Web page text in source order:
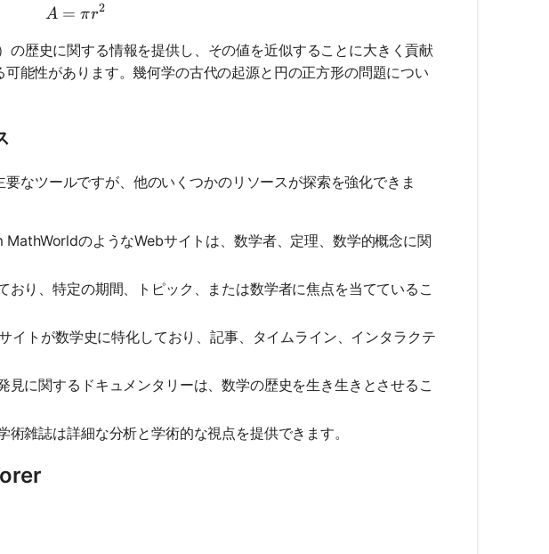
A = πr^2
A = πr2
の歴史に関する情報を提供し、その値を近似することに大きく貢献
能性があります。幾何学の古代の起源と円の正方形の問題につい
なツールですが、他のいくつかのリソースが探索を強化できま
のようなWebサイトは、数学者、定理、数学的概念に関
おり、特定の期間、トピック、または数学者に焦点を当てているこ
イトが数学史に特化しており、記事、タイムライン、インタラクテ
見に関するドキュメンタリーは、数学の歴史を生き生きとさせるこ
雑誌は詳細な分析と学術的な視点を提供できます。